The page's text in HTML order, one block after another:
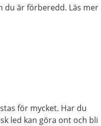
du är förberedd. Läs mer
för mycket. Har du
led kan göra ont och bli